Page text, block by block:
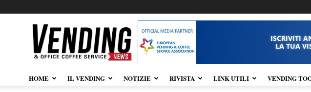
Vendingnews.it
ISCRIVITI
LA TUA
HOME IL VENDING NOTIZIE RIVISTA LINK UTILI VENDING